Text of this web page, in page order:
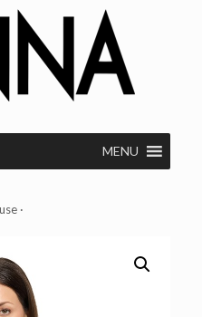
MENU
·